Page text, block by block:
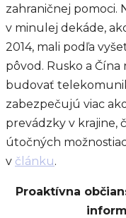
zahraničnej pomoci.
v minulej dekáde,
2014, mali podľa
pôvod. Rusko a
budovať
zabezpečujú viac
prevádzky v krajine,
útočných
v článku.
Proaktívna